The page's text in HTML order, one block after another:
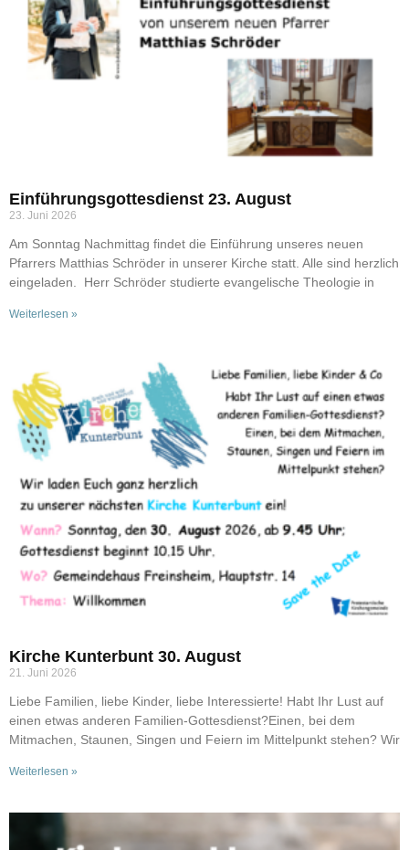
Einführungsgottesdienst 23. August
23. Juni 2026
Am Sonntag Nachmittag findet die Einführung unseres neuen
Pfarrers Matthias Schröder in unserer Kirche statt. Alle sind herzlich
eingeladen. Herr Schröder studierte evangelische Theologie in
Weiterlesen »
Kirche Kunterbunt 30. August
21. Juni 2026
Liebe Familien, liebe Kinder, liebe Interessierte! Habt Ihr Lust auf
einen etwas anderen Familien-Gottesdienst?Einen, bei dem
Mitmachen, Staunen, Singen und Feiern im Mittelpunkt stehen? Wir
Weiterlesen »